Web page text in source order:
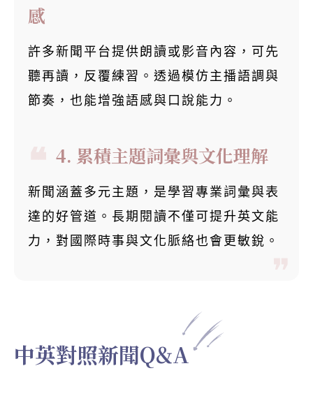
感
許多新聞平台提供朗讀或影音內容，可先
聽再讀，反覆練習。透過模仿主播語調與
節奏，也能增強語感與口說能力。
4. 累積主題詞彙與文化理解
新聞涵蓋多元主題，是學習專業詞彙與表
達的好管道。長期閱讀不僅可提升英文能
力，對國際時事與文化脈絡也會更敏銳。
中英對照新聞Q&A